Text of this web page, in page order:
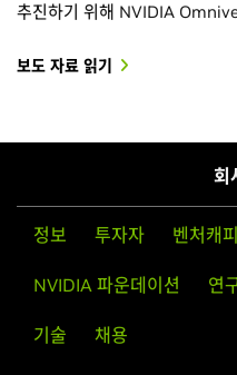
추진하기 위해 NVIDIA
보도 자료 읽기
회
정보 투자자 벤처캐
NVIDIA 파운데이션 연
기술 채용